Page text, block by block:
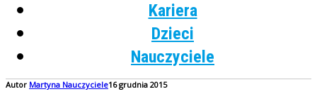
Kariera
Dzieci
Nauczyciele
Autor Martyna Nauczyciele16 grudnia 2015